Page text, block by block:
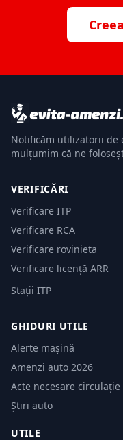
Notificăm utilizatorii de
mulțumim că ne
VERIFICĂRI
Verificare ITP
Verificare RCA
Verificare rovinieta
Verificare licență ARR
Stații ITP
GHIDURI UTILE
Alerte mașină
Amenzi auto 2026
Acte necesare circulație
Știri auto
UTILE